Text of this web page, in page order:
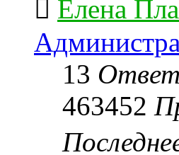
Елена
13
463452